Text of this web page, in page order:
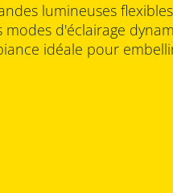
lumineuses
modes d'éclairage
idéale pour